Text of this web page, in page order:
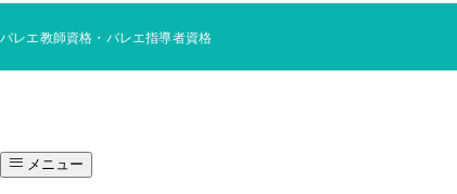
バレエ教師資格・バレエ指導者資格
メニュー